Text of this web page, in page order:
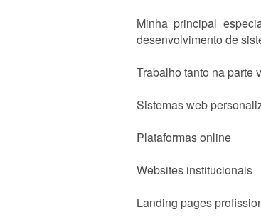
Minha principal
desenvolvimento de
Trabalho tanto na parte
Sistemas web
Plataformas online
Websites institucionais
Landing pages